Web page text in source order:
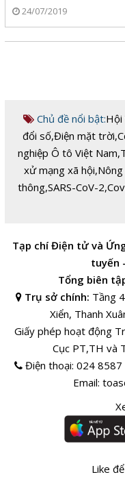
24/07/2019
Chủ đề nổi bật:Hội
đổi số,Điện mặt trời,
nghiệp Ô tô Việt Nam,
xử mạng xã hội,
thông,SARS-CoV-2,
Tạp chí Điện tử và
tuyến
Tổng biên
Trụ sở chính: Tầng
Xiển, Thanh
Giấy phép hoạt động
Cục PT,TH và
Điện thoại:024
Email:
Like